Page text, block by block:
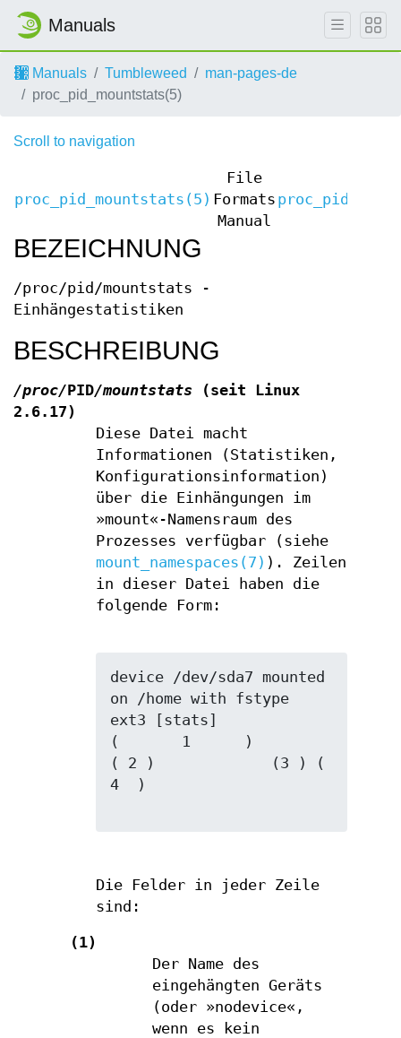
Manuals
Manuals Tumbleweed
man-pages-de
proc_pid_mountstats(5)
Scroll to navigation
proc_pid_mountstats(5)
File
Formats
Manual
BEZEICHNUNG
/proc/pid/mountstats -
Einhängestatistiken
BESCHREIBUNG
/proc/PID/mountstats (seit Linux
2.6.17)
Diese Datei macht
Informationen (Statistiken,
Konfigurationsinformation)
über die Einhängungen im
»mount«-Namensraum des
Prozesses verfügbar (siehe
mount_namespaces(7) ). Zeilen
in dieser Datei haben die
folgende Form:
device /dev/sda7 mounted
on /home with fstype
ext3 [stats]
(       1      )
( 2 )             (3 ) (
4  )
Die Felder in jeder Zeile
sind:
(1)
Der Name des
eingehängten Geräts
(oder »nodevice«,
wenn es kein